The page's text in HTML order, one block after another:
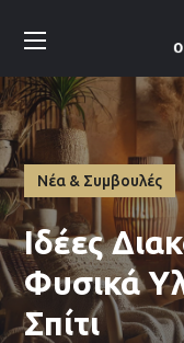
Νέα & Συμβουλές
Ιδέες
Φυσικά
Σπίτι